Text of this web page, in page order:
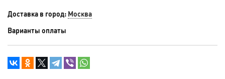
Доставка в город: Москва
Варианты оплаты